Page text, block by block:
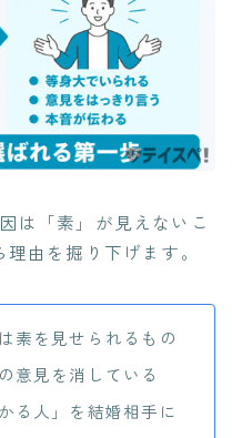
は「素」が見えないこ
由を掘り下げます。
素を見せられるもの
意見を消している
る人」を結婚相手に